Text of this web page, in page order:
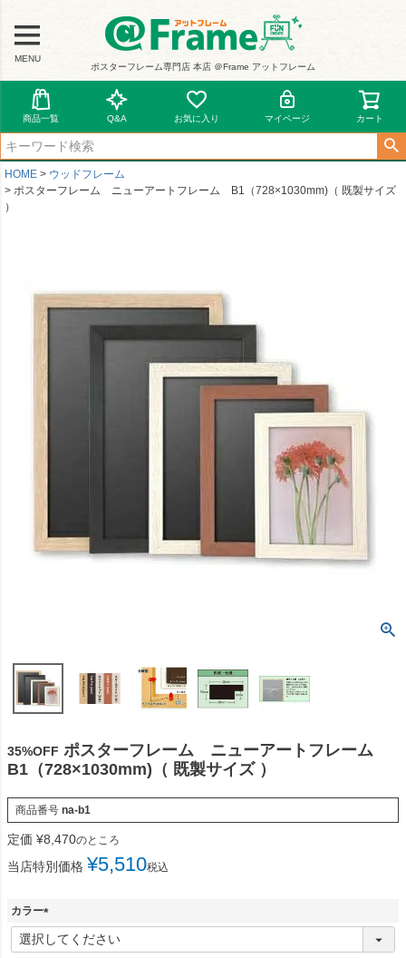
MENU
ポスターフレーム専門店 本店 ＠Frame アットフレーム
商品一覧 Q&A お気に入り マイページ カート
HOME
ウッドフレーム
ポスターフレーム ニューアートフレーム B1（728×1030mm)（ 既製サイズ
）
35%OFF ポスターフレーム ニューアートフレーム
B1（728×1030mm)（ 既製サイズ ）
商品番号 na-b1
定価 ¥8,470のところ
当店特別価格 ¥5,510税込
カラー
(
必